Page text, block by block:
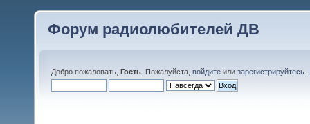
Форум радиолюбителей ДВ
Добро пожаловать, Гость . Пожалуйста, войдите или зарегистрируйтесь